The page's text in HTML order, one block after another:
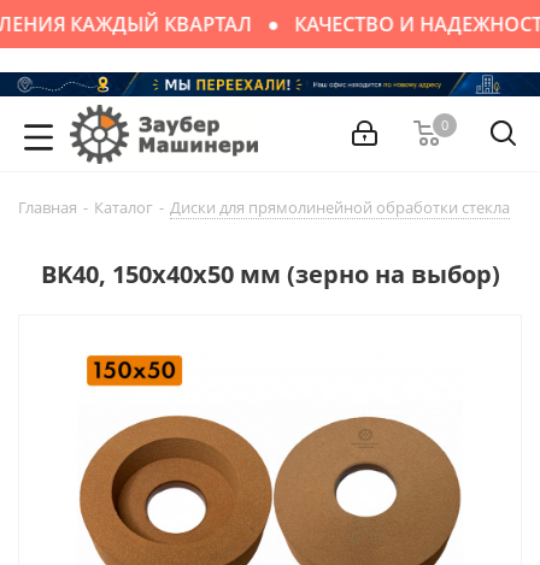
КАЖДЫЙ КВАРТАЛ КАЧЕСТВО И
0
Главная - Каталог - Диски для прямолинейной обработки стекла
BK40, 150х40х50 мм (зерно на выбор)